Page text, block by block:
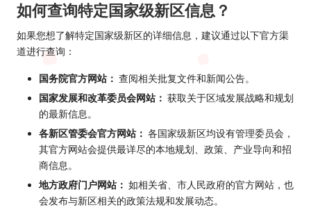
如何查询特定国家级新区信息？
如果您想了解特定国家级新区的详细信息，建议通过以下官方渠
道进行查询：
国务院官方网站： 查阅相关批复文件和新闻公告。
国家发展和改革委员会网站： 获取关于区域发展战略和规划
的最新信息。
各新区管委会官方网站： 各国家级新区均设有管理委员会，
其官方网站会提供最详尽的本地规划、政策、产业导向和招
商信息。
地方政府门户网站： 如相关省、市人民政府的官方网站，也
会发布与新区相关的政策法规和发展动态。